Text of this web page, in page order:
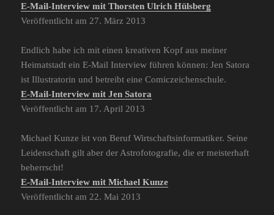
E-Mail-Interview mit Thorsten Ulrich Hülsberg
Veröffentlicht am 27. März 2013
Endlich habe ich mit einen kreativen Kopf aus meiner
Heimatstadt ein E-Mail Interview führen können: Jen Satora
ist Illustratorin und betreibt eine Comiczeichenschule.
E-Mail-Interview mit Jen Satora
Veröffentlicht am 17. April 2013
Michael Kunze ist von Beruf Wirtschaftsinformatiker. Seine
Leidenschaft gilt aber der Astrofotografie, die er meisterhaft
beherrscht!
E-Mail-Interview mit Michael Kunze
Veröffentlicht am 22. Mai 2013